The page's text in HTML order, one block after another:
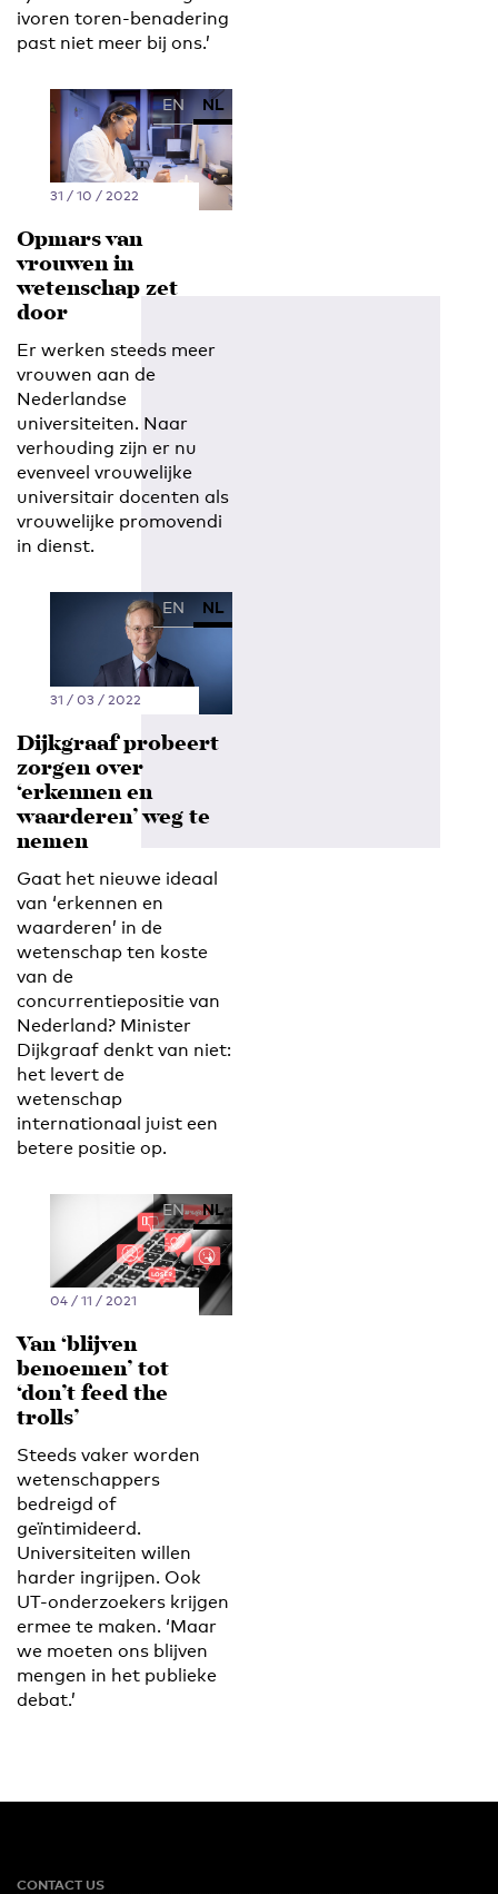
ivoren toren-benadering
past niet meer bij ons.’
EN NL
31 / 10 / 2022
Opmars van
vrouwen in
wetenschap zet
door
Er werken steeds meer
vrouwen aan de
Nederlandse
universiteiten. Naar
verhouding zijn er nu
evenveel vrouwelijke
universitair docenten als
vrouwelijke promovendi
in dienst.
EN NL
31 / 03 / 2022
Dijkgraaf probeert
zorgen over
‘erkennen en
waarderen’ weg te
nemen
Gaat het nieuwe ideaal
van ‘erkennen en
waarderen’ in de
wetenschap ten koste
van de
concurrentiepositie van
Nederland? Minister
Dijkgraaf denkt van niet:
het levert de
wetenschap
internationaal juist een
betere positie op.
EN NL
04 / 11 / 2021
Van ‘blijven
benoemen’ tot
‘don’t feed the
trolls’
Steeds vaker worden
wetenschappers
bedreigd of
geïntimideerd.
Universiteiten willen
harder ingrijpen. Ook
UT-onderzoekers krijgen
ermee te maken. ‘Maar
we moeten ons blijven
mengen in het publieke
debat.’
CONTACT US